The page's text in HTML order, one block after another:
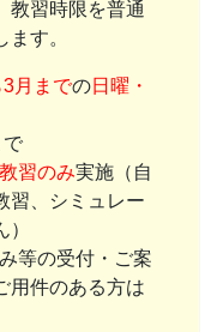
教習時限を普通
す。
月までの日曜・
で
習のみ実施（自
習、シミュレー
等の受付・ご案
用件のある方は